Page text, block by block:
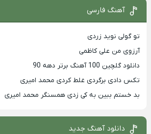
آهنگ فارسی
تو گولی نوید زردی
آرزوی من علی کاظمی
دانلود گلچین 100 آهنگ برتر دهه 90
تکس دادی برگردی غلط کردی محمد امیری
بد خستم ببین به کی زدی همسنگر محمد امیری
دانلود آهنگ جدید